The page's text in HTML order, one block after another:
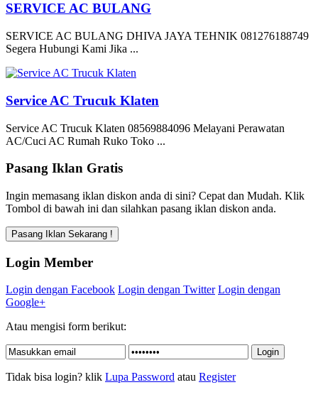
SERVICE AC BULANG
SERVICE AC BULANG DHIVA JAYA TEHNIK 081276188749
Segera Hubungi Kami Jika ...
Service AC Trucuk Klaten
Service AC Trucuk Klaten 08569884096 Melayani Perawatan
AC/Cuci AC Rumah Ruko Toko ...
Pasang Iklan Gratis
Ingin memasang iklan diskon anda di sini? Cepat dan Mudah. Klik
Tombol di bawah ini dan silahkan pasang iklan diskon anda.
Login Member
Login dengan Facebook Login dengan Twitter Login dengan
Google+
Atau mengisi form berikut:
Tidak bisa login? klik Lupa Password atau Register